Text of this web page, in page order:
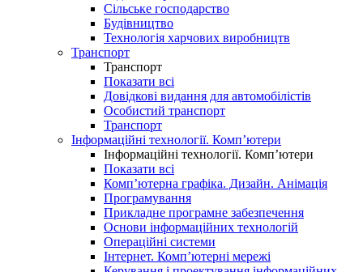
Сільське господарство
Будівництво
Технологія харчових виробництв
Транспорт
Транспорт
Показати всі
Довідкові видання для автомобілістів
Особистий транспорт
Транспорт
Інформаційні технології. Комп’ютери
Інформаційні технології. Комп’ютери
Показати всі
Комп’ютерна графіка. Дизайн. Анімація
Програмування
Прикладне програмне забезпечення
Основи інформаційних технологій
Операційні системи
Інтернет. Комп’ютерні мережі